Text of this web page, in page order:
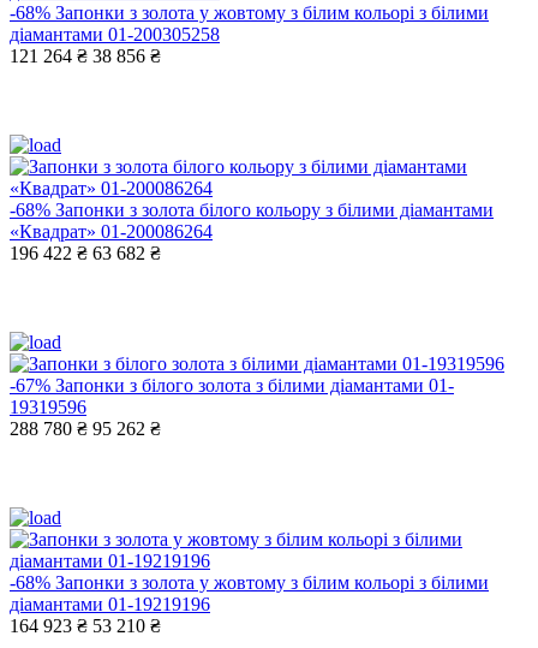
-68% Запонки з золота у жовтому з білим кольорі з білими
діамантами 01-200305258
121 264 ₴ 38 856 ₴
-68% Запонки з золота білого кольору з білими діамантами
«Квадрат» 01-200086264
196 422 ₴ 63 682 ₴
-67% Запонки з білого золота з білими діамантами 01-
19319596
288 780 ₴ 95 262 ₴
-68% Запонки з золота у жовтому з білим кольорі з білими
діамантами 01-19219196
164 923 ₴ 53 210 ₴